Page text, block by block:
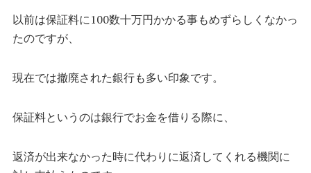
以前は保証料に100数十万円かかる事もめずらしくなかっ
たのですが、
現在では撤廃された銀行も多い印象です。
保証料というのは銀行でお金を借りる際に、
返済が出来なかった時に代わりに返済してくれる機関に